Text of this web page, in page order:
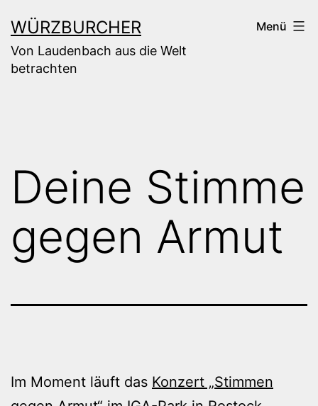
Inhalt
springen
WÜRZBURCHER
Von Laudenbach aus die Welt
betrachten
Menü
Deine Stimme
gegen Armut
Im Moment läuft das Konzert „Stimmen